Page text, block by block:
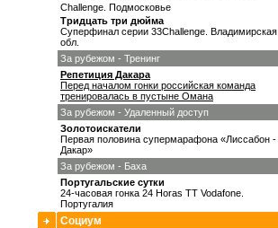
Challenge. Подмосковье
Тридцать три дюйма
Суперфинал серии 33Challenge. Владимирская
обл.
За рубежом - Тренинг
Репетиция Дакара
Перед началом гонки российская команда
тренировалась в пустыне Омана
За рубежом - Удаленный доступ
Золотоискатели
Первая половина супермарафона «Лиссабон -
Дакар»
За рубежом - Баха
Португальские сутки
24-часовая гонка 24 Horas TT Vodafone.
Португалия
Социум